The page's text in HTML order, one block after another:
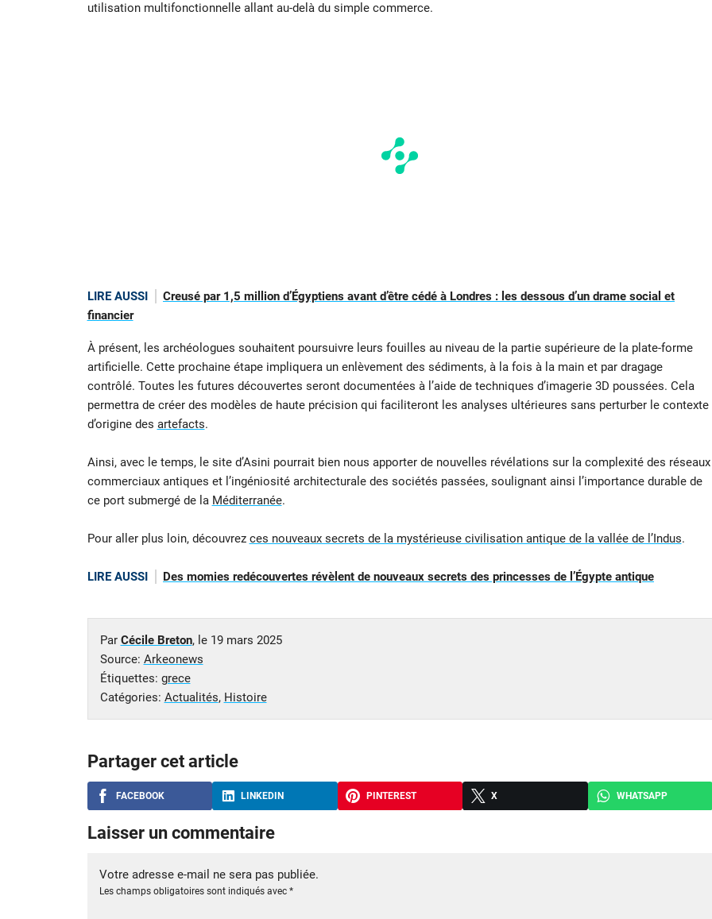
utilisation multifonctionnelle allant au-delà du simple commerce.
LIRE AUSSI
Creusé par 1,5 million d’Égyptiens avant d’être cédé à Londres : les dessous d’un drame social et
financier
À présent, les archéologues souhaitent poursuivre leurs fouilles au niveau de la partie supérieure de la plate-forme
artificielle. Cette prochaine étape impliquera un enlèvement des sédiments, à la fois à la main et par dragage
contrôlé. Toutes les futures découvertes seront documentées à l’aide de techniques d’imagerie 3D poussées. Cela
permettra de créer des modèles de haute précision qui faciliteront les analyses ultérieures sans perturber le contexte
d’origine des artefacts.
Ainsi, avec le temps, le site d’Asini pourrait bien nous apporter de nouvelles révélations sur la complexité des réseaux
commerciaux antiques et l’ingéniosité architecturale des sociétés passées, soulignant ainsi l’importance durable de
ce port submergé de la Méditerranée.
Pour aller plus loin, découvrez ces nouveaux secrets de la mystérieuse civilisation antique de la vallée de l’Indus.
LIRE AUSSI Des momies redécouvertes révèlent de nouveaux secrets des princesses de l’Égypte antique
Par Cécile Breton, le 19 mars 2025
Source: Arkeonews
Étiquettes: grece
Catégories: Actualités, Histoire
Partager cet article
FACEBOOK LINKEDIN PINTEREST X WHATSAPP
Laisser un commentaire
Votre adresse e-mail ne sera pas publiée.
Les champs obligatoires sont indiqués avec *